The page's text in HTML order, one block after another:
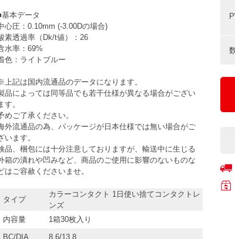
本データ
心圧：0.10mm (-3.00Dの場合)
素透過率（Dk/t値）：26
水率：69%
色：ライトブルー
上記は国内流通品のデータになります。
品によっては同等品でも若干仕様が異なる場合がござい
す。
めご了承ください。
外流通品の為、パッケージが日本仕様では無い場合がご
います。
品、梱包には十分注意しておりますが、輸送中に生じる
箱の潰れや凹みなど、商品のご使用に影響のないものな
はご容赦くださいませ。
タイプ
カラーコンタクト 1日使い捨てコンタクトレ
ンズ
内容量
1箱30枚入り
BC/DIA
8.6/13.8